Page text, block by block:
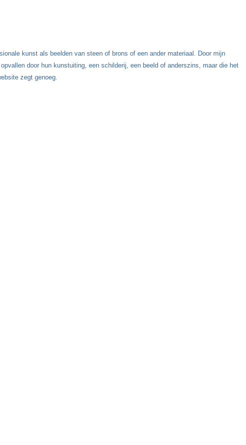
kunst als beelden van steen of brons of een ander materiaal. Door mijn
door hun kunstuiting, een schilderij, een beeld of anderszins, maar die het
zegt genoeg.